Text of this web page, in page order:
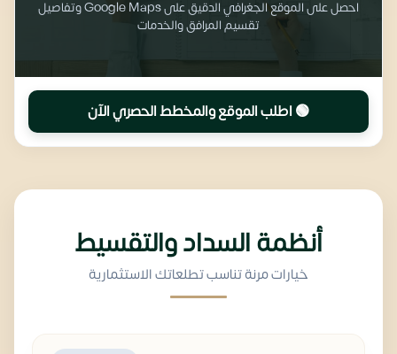
احصل على الموقع الجغرافي الدقيق على Google Maps وتفاصيل
تقسيم المرافق والخدمات
🟢 اطلب الموقع والمخطط الحصري الآن
أنظمة السداد والتقسيط
خيارات مرنة تناسب تطلعاتك الاستثمارية